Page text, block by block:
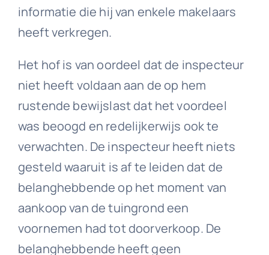
informatie die hij van enkele makelaars
heeft verkregen.
Het hof is van oordeel dat de inspecteur
niet heeft voldaan aan de op hem
rustende bewijslast dat het voordeel
was beoogd en redelijkerwijs ook te
verwachten. De inspecteur heeft niets
gesteld waaruit is af te leiden dat de
belanghebbende op het moment van
aankoop van de tuingrond een
voornemen had tot doorverkoop. De
belanghebbende heeft geen